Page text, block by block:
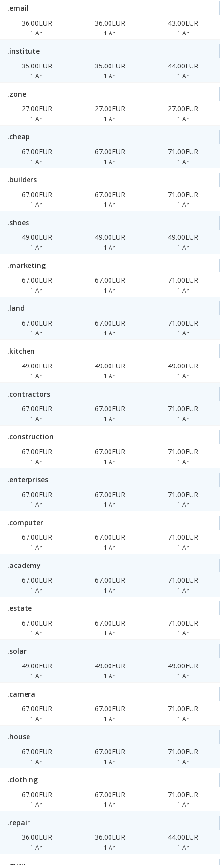
.email
36.00EUR
1 An
36.00EUR
1 An
43.00EUR
1 An
.institute
35.00EUR
1 An
35.00EUR
1 An
44.00EUR
1 An
.zone
27.00EUR
1 An
27.00EUR
1 An
27.00EUR
1 An
.cheap
67.00EUR
1 An
67.00EUR
1 An
71.00EUR
1 An
.builders
67.00EUR
1 An
67.00EUR
1 An
71.00EUR
1 An
.shoes
49.00EUR
1 An
49.00EUR
1 An
49.00EUR
1 An
.marketing
67.00EUR
1 An
67.00EUR
1 An
71.00EUR
1 An
.land
67.00EUR
1 An
67.00EUR
1 An
71.00EUR
1 An
.kitchen
49.00EUR
1 An
49.00EUR
1 An
49.00EUR
1 An
.contractors
67.00EUR
1 An
67.00EUR
1 An
71.00EUR
1 An
.construction
67.00EUR
1 An
67.00EUR
1 An
71.00EUR
1 An
.enterprises
67.00EUR
1 An
67.00EUR
1 An
71.00EUR
1 An
.computer
67.00EUR
1 An
67.00EUR
1 An
71.00EUR
1 An
.academy
67.00EUR
1 An
67.00EUR
1 An
71.00EUR
1 An
.estate
67.00EUR
1 An
67.00EUR
1 An
71.00EUR
1 An
.solar
49.00EUR
1 An
49.00EUR
1 An
49.00EUR
1 An
.camera
67.00EUR
1 An
67.00EUR
1 An
71.00EUR
1 An
.house
67.00EUR
1 An
67.00EUR
1 An
71.00EUR
1 An
.clothing
67.00EUR
1 An
67.00EUR
1 An
71.00EUR
1 An
.repair
36.00EUR
1 An
36.00EUR
1 An
44.00EUR
1 An